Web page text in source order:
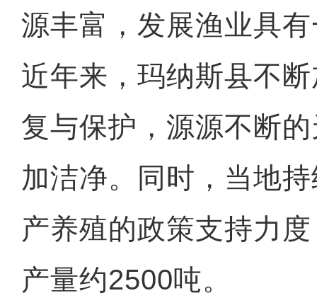
源丰富，发展渔业具
近年来，玛纳斯县不
复与保护，源源不断
加洁净。同时，当地
产养殖的政策支持力
产量约2500吨。